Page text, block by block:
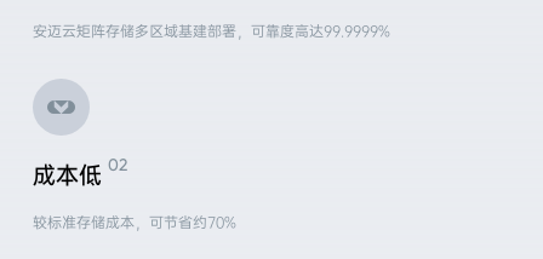
安迈云矩阵存储多区域基建部署，可靠度高达99.9999%
成本低
较标准存储成本，可节省约70%